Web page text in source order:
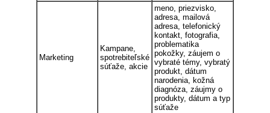
Marketing
Kampane,
spotrebiteľské
súťaže, akcie
meno, priezvisko,
adresa, mailová
adresa, telefonický
kontakt, fotografia,
problematika
pokožky, záujem o
vybraté témy, vybratý
produkt, dátum
narodenia, kožná
diagnóza, záujmy o
produkty, dátum a typ
súťaže